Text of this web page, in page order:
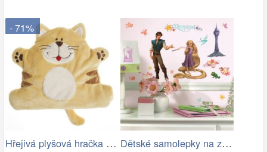
- 71%
Hřejivá plyšová hračka KOČIČKA pro… Dětské samolepky na zeď s Rapunzel -…